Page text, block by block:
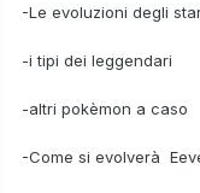
-Le evoluzioni degli
-i tipi dei leggendari
-altri pokèmon a caso
-Come si evolverà